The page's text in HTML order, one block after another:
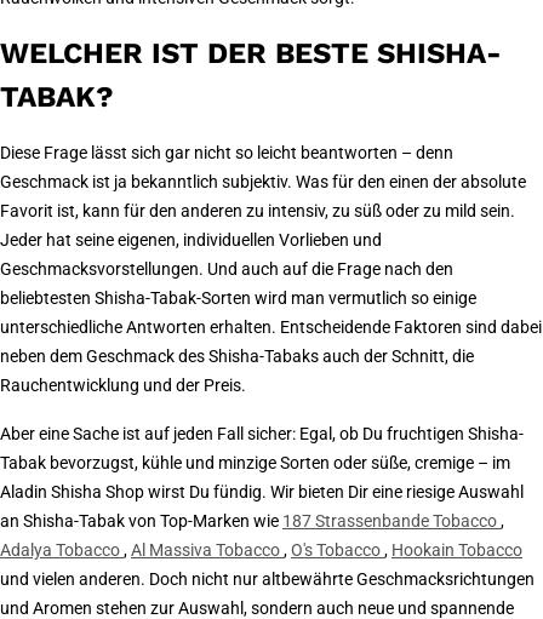
WELCHER IST DER BESTE SHISHA-
TABAK?
Diese Frage lässt sich gar nicht so leicht beantworten – denn
Geschmack ist ja bekanntlich subjektiv. Was für den einen der absolute
Favorit ist, kann für den anderen zu intensiv, zu süß oder zu mild sein.
Jeder hat seine eigenen, individuellen Vorlieben und
Geschmacksvorstellungen. Und auch auf die Frage nach den
beliebtesten Shisha-Tabak-Sorten wird man vermutlich so einige
unterschiedliche Antworten erhalten. Entscheidende Faktoren sind dabei
neben dem Geschmack des Shisha-Tabaks auch der Schnitt, die
Rauchentwicklung und der Preis.
Aber eine Sache ist auf jeden Fall sicher: Egal, ob Du fruchtigen Shisha-
Tabak bevorzugst, kühle und minzige Sorten oder süße, cremige – im
Aladin Shisha Shop wirst Du fündig. Wir bieten Dir eine riesige Auswahl
an Shisha-Tabak von Top-Marken wie 187 Strassenbande Tobacco,
Adalya Tobacco,Al Massiva Tobacco,O's Tobacco, Hookain Tobacco
und vielen anderen. Doch nicht nur altbewährte Geschmacksrichtungen
und Aromen stehen zur Auswahl, sondern auch neue und spannende